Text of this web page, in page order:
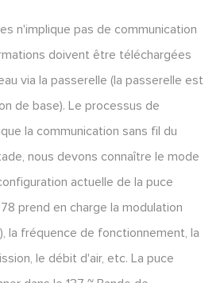
n'implique pas de communication
doivent être téléchargées
via la passerelle (la passerelle est
de base). Le processus de
la communication sans fil du
nous devons connaître le mode
actuelle de la puce
prend en charge la modulation
la fréquence de fonctionnement, la
le débit d'air, etc. La puce